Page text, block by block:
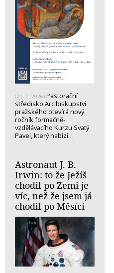
(21. 7. 2026) Pastorační
středisko Arcibiskupství
pražského otevírá nový
ročník formačně-
vzdělávacího Kurzu Svatý
Pavel, který nabízí…
Astronaut J. B.
Irwin: to že Ježíš
chodil po Zemi je
víc, než že jsem já
chodil po Měsíci